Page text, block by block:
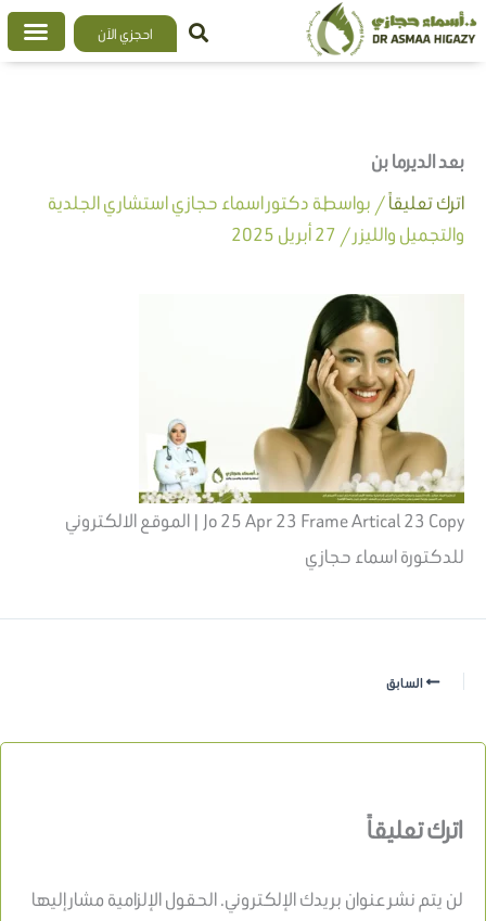
تخطي
إلى
احجزي الآن
بعد الديرما بن
اترك تعليقاً/ بواسطة دكتور اسماء حجازي استشاري الجلدية
والتجميل والليزر/ 27 أبريل 2025
Jo 25 Apr 23 Frame Artical 23 Copy | الموقع الالكتروني
للدكتورة اسماء حجازي
السابق
اترك تعليقاً
لن يتم نشر عنوان بريدك الإلكتروني.الحقول الإلزامية مشار إليها